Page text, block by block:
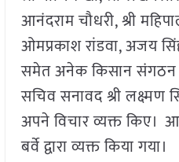
आनंदराम चौधरी, श्री
ओमप्रकाश रांडवा, अजय
समेत अनेक किसान संगठन
सचिव सनावद श्री लक्ष्मण
अपने विचार व्यक्त किए।
बर्वे द्वारा व्यक्त किया गया।